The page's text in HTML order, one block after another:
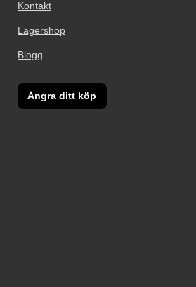
Kontakt
Lagershop
Blogg
Ångra ditt köp